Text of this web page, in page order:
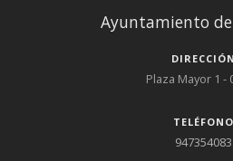
Ayuntamiento
DIRECCIÓN
Plaza Mayor 1 -
TELÉFONO
947354083